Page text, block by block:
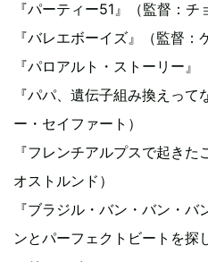
『パーティー51』（監督：チ
『バレエボーイズ』（監督：
『パロアルト・ストーリー』
『パパ、遺伝子組み換えっ
ー・セイファート）
『フレンチアルプスで起きた
オストルンド）
『ブラジル・バン・バン・
ンとパーフェクトビートを探